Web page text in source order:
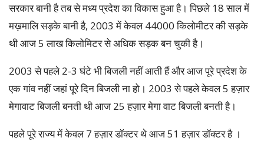
सरकार बानी है तब से मध्य प्रदेश का विकास हुआ है। पिछले 18 साल में
मख़मालि सड़के बानी है, 2003 में केवल 44000 किलोमीटर की सड़के
थी आज 5 लाख किलोमिटर से अधिक सड़क बन चुकी है।
2003 से पहले 2-3 घंटे भी बिजली नहीं आती हैं और आज पूरे प्रदेश के
एक गांव नहीं जहां पूरे दिन बिजली ना हो। 2003 से पहले केवल 5 हज़ार
मेगावाट बिजली बनती थी आज 25 हज़ार मेगा वाट बिजली बनती है।
पहले पूरे राज्य में केवल 7 हज़ार डॉक्टर थे आज 51 हज़ार डॉक्टर है ।